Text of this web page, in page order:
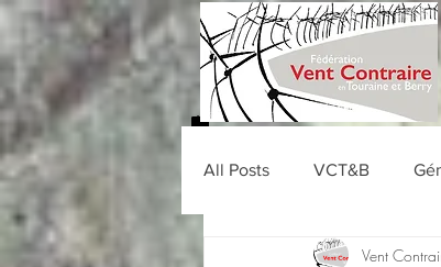
All Posts VCT&B
Vent